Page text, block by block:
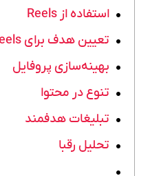
استفاده از Reels
تعیین هدف برای Reels
بهینه‌سازی پروفایل
تنوع در محتوا
تبلیغات هدفمند
تحلیل رقبا